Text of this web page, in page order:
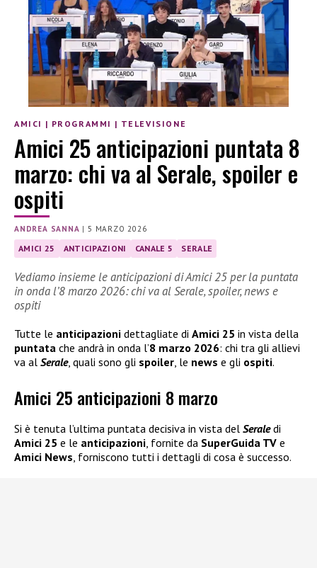
AMICI | PROGRAMMI | TELEVISIONE
Amici 25 anticipazioni puntata 8
marzo: chi va al Serale, spoiler e
ospiti
ANDREA SANNA |5 MARZO 2026
AMICI 25 ANTICIPAZIONI CANALE 5 SERALE
Vediamo insieme le anticipazioni di Amici 25 per la puntata
in onda l’8 marzo 2026: chi va al Serale, spoiler, news e
ospiti
Tutte le anticipazioni dettagliate di Amici 25 in vista della
puntata che andrà in onda l’8 marzo 2026: chi tra gli allievi
va al Serale, quali sono gli spoiler, le news e gli ospiti.
Amici 25 anticipazioni 8 marzo
Si è tenuta l’ultima puntata decisiva in vista del Seraledi
Amici 25 e le anticipazioni, fornite da SuperGuida TV e
Amici News, forniscono tutti i dettagli di cosa è successo.